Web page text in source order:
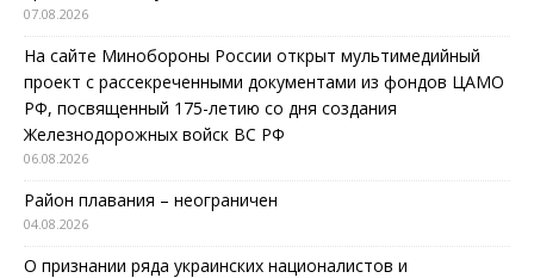
07.08.2026
На сайте Минобороны России открыт мультимедийный
проект с рассекреченными документами из фондов ЦАМО
РФ, посвященный 175-летию со дня создания
Железнодорожных войск ВС РФ
06.08.2026
Район плавания – неограничен
04.08.2026
О признании ряда украинских националистов и